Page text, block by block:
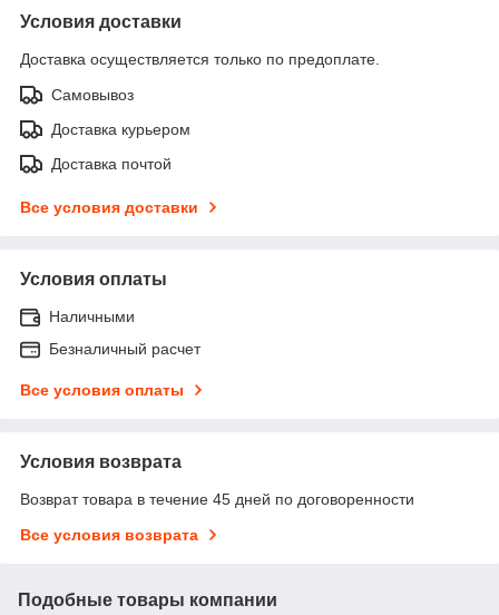
Условия доставки
Доставка осуществляется только по предоплате.
Самовывоз
Доставка курьером
Доставка почтой
Все условия доставки
Условия оплаты
Наличными
Безналичный расчет
Все условия оплаты
Условия возврата
Возврат товара в течение 45 дней по договоренности
Все условия возврата
Подобные товары компании